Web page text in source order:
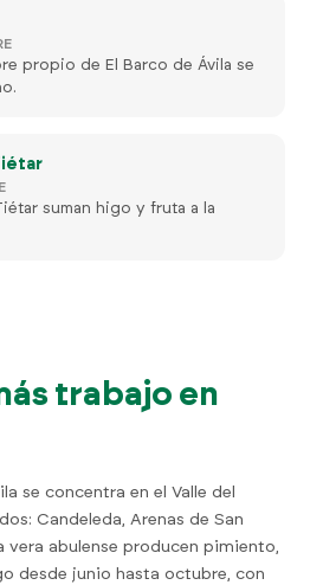
propio de El Barco de Ávila se
suman higo y fruta a la
trabajo en
se concentra en el Valle del
Candeleda, Arenas de San
vera abulense producen pimiento,
desde junio hasta octubre, con